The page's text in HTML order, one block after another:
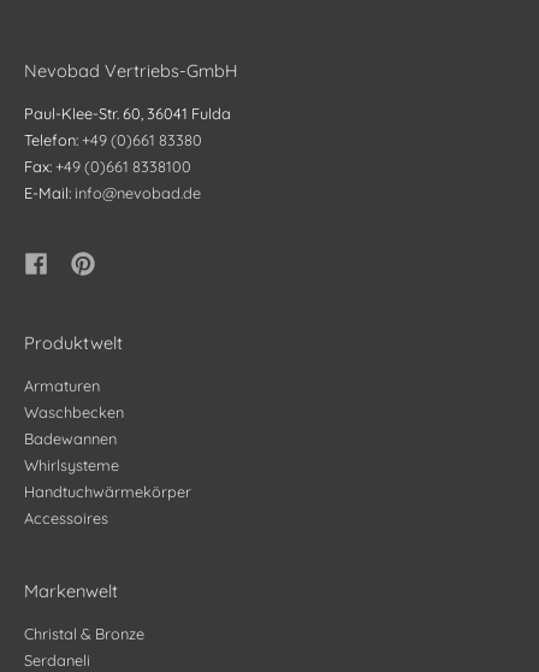
Nevobad Vertriebs-GmbH
Paul-Klee-Str. 60, 36041 Fulda
Telefon:+49 (0)661 83380
Fax:+49 (0)661 8338100
E-Mail: info@nevobad.de
Produktwelt
Armaturen
Waschbecken
Badewannen
Whirlsysteme
Handtuchwärmekörper
Accessoires
Markenwelt
Christal & Bronze
Serdaneli